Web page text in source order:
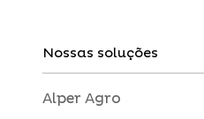
Nossas soluções
Alper Agro